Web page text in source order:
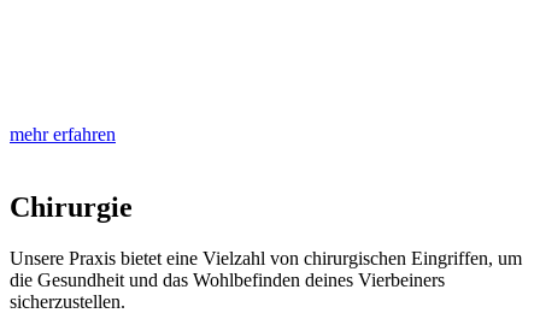
mehr erfahren
Chirurgie
Unsere Praxis bietet eine Vielzahl von chirurgischen Eingriffen, um
die Gesundheit und das Wohlbefinden deines Vierbeiners
sicherzustellen.